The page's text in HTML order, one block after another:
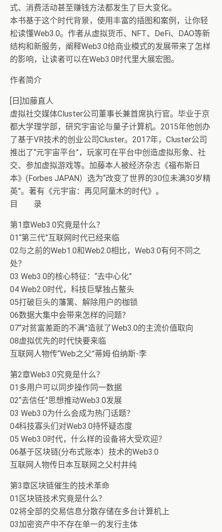
式、消费活动甚至赚钱方法都发生了巨大变化。
本书基于这个时代背景，使用丰富的插图和案例，让你轻
松读懂Web3.0。作者从虚拟货币、NFT、DeFi、DAO等新
结构和新服务，阐释Web3.0给商业模式的发展带来了怎样
的影响，让读者可以在Web3.0时代里大展宏图。
作者简介
[日]加藤直人
虚拟社交媒体Cluster公司董事长兼首席执行官。毕业于京
都大学理学部，研究宇宙论与量子计算机。2015年他创办
了基于VR技术的创业公司Cluster。2017年，Cluster公司
推出了“元宇宙平台”，玩家可在平台中创造虚拟形象、社
交、参加虚拟游戏等。加藤本人被经济杂志《福布斯日
本》(Forbes JAPAN）选为“改变了世界的30位未满30岁精
英”。著有《元宇宙：再见阿童木的时代》。
目 录
第1章Web3.0究竟是什么？
01“第三代”互联网时代已经来临
02与之前的Web1.0和Web2.0相比，Web3.0有何不同之
处？
03 Web3.0的核心特征：“去中心化”
04 Web2.0时代，科技巨擘独占鳌头
05打破巨头的藩篱、解除用户的枷锁
06数据大集中会带来怎样的问题？
07“对贫富差距的不满”造就了Web3.0的主流价值取向
08虚拟优先的时代快要来临
互联网人物传“Web之父”蒂姆·伯纳斯-李
第2章Web3.0究竟是什么？
01多用户可以同步操作同一数据
02“去信任”思想推动Web3.0发展
03 Web3.0为什么会成为热门话题？
04科技寡头们对Web3.0持怀疑态度
05 Web3.0时代，什么样的设备将大受欢迎？
06基于区块链(分布式账本）技术的Web3.0
互联网人物传日本互联网之父村井纯
第3章区块链催生的技术革命
01区块链技术究竟是什么？
02将全部的交易信息分散存储在多台计算机上
03加密资产中不存在单一的发行主体